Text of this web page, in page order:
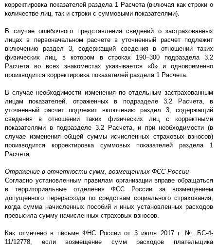
корректировка показателей раздела 1 Расчета (включая как строки о
количестве лиц, так и строки с суммовыми показателями).
В случае ошибочного представления сведений о застрахованных
лицах в первоначальном расчете в уточненный расчет подлежит
включению раздел 3, содержащий сведения в отношении таких
физических лиц, в котором в строках 190–300 подраздела 3.2
Расчета во всех знакоместах указывается «0» и одновременно
производится корректировка показателей раздела 1 Расчета.
В случае необходимости изменения по отдельным застрахованным
лицам показателей, отраженных в подразделе 3.2 Расчета, в
уточненный расчет подлежит включению раздел 3, содержащий
сведения в отношении таких физических лиц с корректными
показателями в подразделе 3.2 Расчета, и при необходимости (в
случае изменения общей суммы исчисленных страховых взносов)
производится корректировка суммовых показателей раздела 1
Расчета.
Отражение в отчетности сумм, возмещенных ФСС России
Согласно установленным правилам организации вправе обращаться
в территориальные отделения ФСС России за возмещением
допущенного перерасхода по средствам социального страхования,
когда сумма начисленных пособий и иных установленных расходов
превысила сумму начисленных страховых взносов.
Как отмечено в письме ФНС России от 3 июля 2017 г. № БС-4-
11/12778, если возмещение сумм расходов плательщика